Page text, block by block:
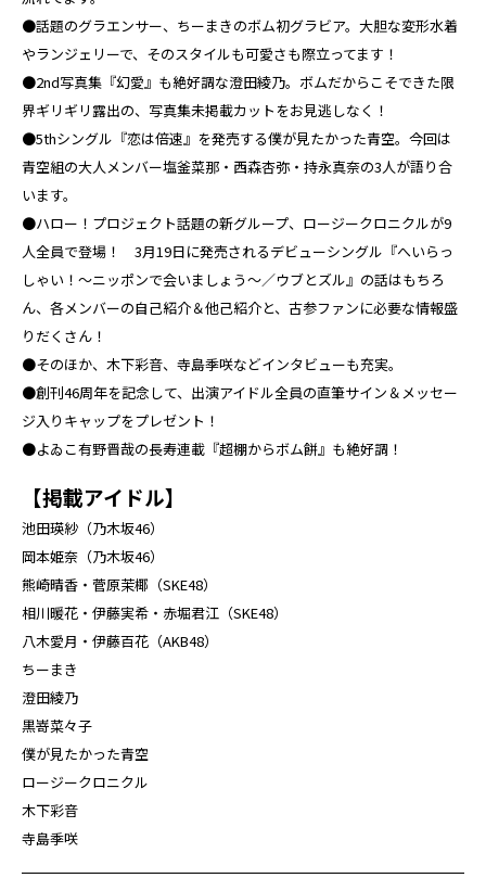
●話題のグラエンサー、ちーまきのボム初グラビア。大胆な変形水着
やランジェリーで、そのスタイルも可愛さも際立ってます！
●2nd写真集『幻愛』も絶好調な澄田綾乃。ボムだからこそできた限
界ギリギリ露出の、写真集未掲載カットをお見逃しなく！
●5thシングル『恋は倍速』を発売する僕が見たかった青空。今回は
青空組の大人メンバー塩釜菜那・西森杏弥・持永真奈の3人が語り合
います。
●ハロー！プロジェクト話題の新グループ、ロージークロニクルが9
人全員で登場！ 3月19日に発売されるデビューシングル『へいらっ
しゃい！〜ニッポンで会いましょう〜／ウブとズル』の話はもちろ
ん、各メンバーの自己紹介＆他己紹介と、古参ファンに必要な情報盛
りだくさん！
●そのほか、木下彩音、寺島季咲などインタビューも充実。
●創刊46周年を記念して、出演アイドル全員の直筆サイン＆メッセー
ジ入りキャップをプレゼント！
●よゐこ有野晋哉の長寿連載『超棚からボム餅』も絶好調！
【掲載アイドル】
池田瑛紗（乃木坂46）
岡本姫奈（乃木坂46）
熊崎晴香・菅原茉椰（SKE48）
相川暖花・伊藤実希・赤堀君江（SKE48）
八木愛月・伊藤百花（AKB48）
ちーまき
澄田綾乃
黒嵜菜々子
僕が見たかった青空
ロージークロニクル
木下彩音
寺島季咲